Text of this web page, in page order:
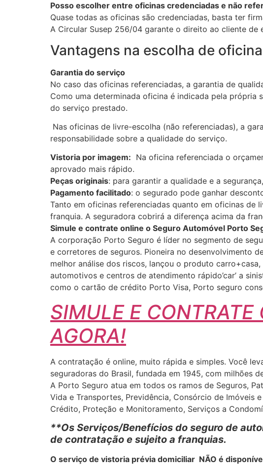
Posso escolher entre oficinas credenciadas e não
Quase todas as oficinas são credenciadas, basta ter
A Circular Susep 256/04 garante o direito ao cliente de
Vantagens na escolha de
Garantia do serviço
No caso das oficinas referenciadas, a garantia de
Como uma determinada oficina é indicada pela própria
do serviço prestado.
Nas oficinas de livre-escolha (não referenciadas), a
responsabilidade sobre a qualidade do serviço.
Vistoria por imagem: Na oficina referenciada o
aprovado mais rápido.
Peças originais: para garantir a qualidade e a
Pagamento facilitado: o segurado pode ganhar
Tanto em oficinas referenciadas quanto em oficinas
franquia. A seguradora cobrirá a diferença acima da
Simule e contrate online o Seguro Automóvel Porto
A corporação Porto Seguro é líder no segmento de
e corretores de seguros. Pioneira no desenvolvimento
melhor análise dos riscos, lançou o produto
automotivos e centros de atendimento rápido’car’ a
como o cartão de crédito Porto Visa, Porto seguro
SIMULE E CONTRATE
AGORA!
A contratação é online, muito rápida e simples. Você
seguradoras do Brasil, fundada em 1945, com milhões
A Porto Seguro atua em todos os ramos de Seguros,
Vida e Transportes, Previdência, Consórcio de Imóveis
Crédito, Proteção e Monitoramento, Serviços a
**Os Serviços/Benefícios do seguro de
de contratação e sujeito a franquias.
O serviço de vistoria prévia domiciliar NÃO é